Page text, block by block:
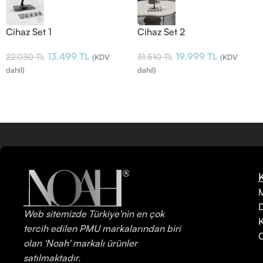
Cihaz Set 1
22.030TL 13.499 TL (KDV
dahil)
Cihaz Set 2
31.510TL 19.999 TL (KDV
dahil)
Web sitemizde Türkiye'nin en çok
tercih edilen PMU markalarından biri
olan 'Noah' markalı ürünler
satılmaktadır.